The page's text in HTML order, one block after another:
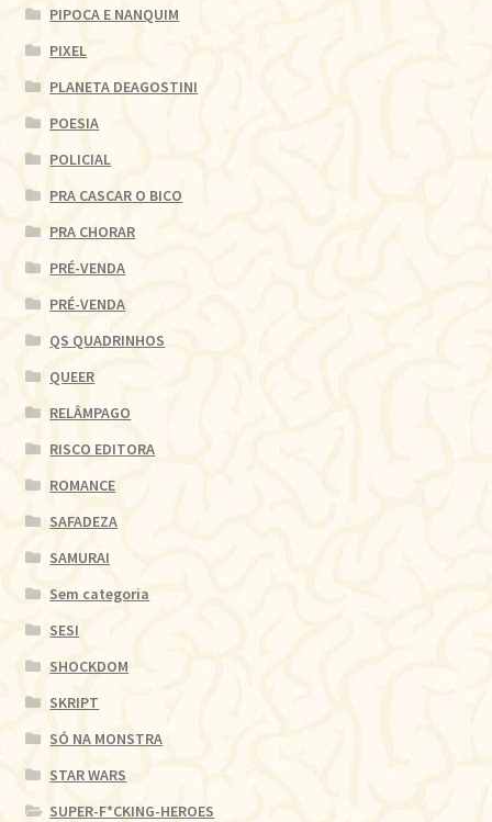
PIPOCA E NANQUIM
PIXEL
PLANETA DEAGOSTINI
POESIA
POLICIAL
PRA CASCAR O BICO
PRA CHORAR
PRÉ-VENDA
PRÉ-VENDA
QS QUADRINHOS
QUEER
RELÂMPAGO
RISCO EDITORA
ROMANCE
SAFADEZA
SAMURAI
Sem categoria
SESI
SHOCKDOM
SKRIPT
SÓ NA MONSTRA
STAR WARS
SUPER-F*CKING-HEROES